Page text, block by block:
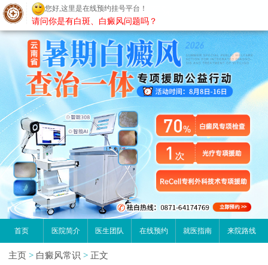
昆明白癜风医院
首页 医院简介 医生团队 在线预约 就医指南 来院路线
主页 > 白癜风常识 > 正文
您好,这里是在线预约挂号平台！
请问你是有白斑、白癜风问题吗？